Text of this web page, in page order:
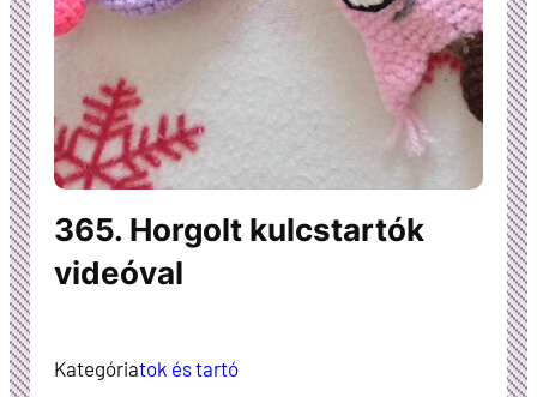
365. Horgolt kulcstartók
videóval
Kategóriatok és tartó